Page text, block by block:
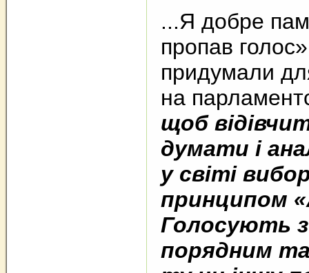
...Я добре
пропав голос»
придумали
на
щоб
думати і
у світі
принципом
Голосують з
порядним